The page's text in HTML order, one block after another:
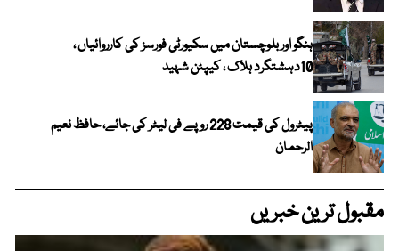
ہنگو اور بلوچستان میں سکیورٹی فورسز کی کارروائیاں ،
10دہشتگرد ہلاک ، کیپٹن شہید
پیٹرول کی قیمت 228 روپے فی لیٹر کی جائے، حافظ نعیم
الرحمان
مقبول ترین خبریں